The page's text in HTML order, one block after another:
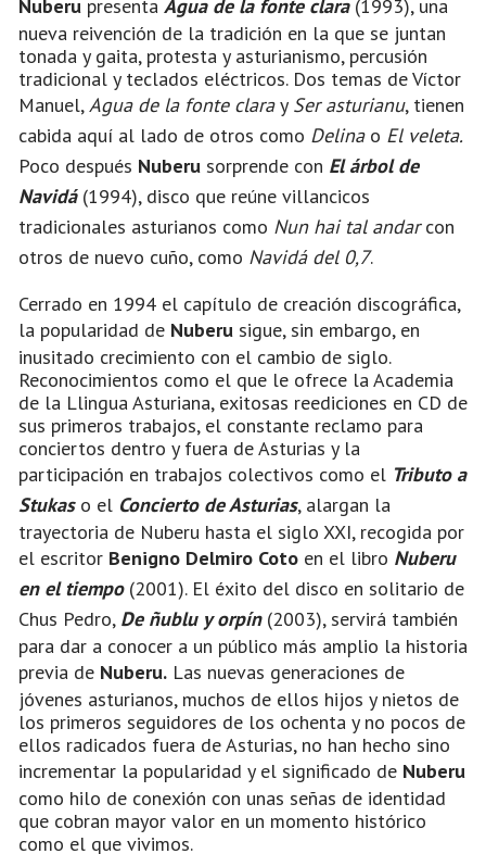
Nuberu presenta Agua de la fonte clara(1993), una
nueva reivención de la tradición en la que se juntan
tonada y gaita, protesta y asturianismo, percusión
tradicional y teclados eléctricos. Dos temas de Víctor
Manuel, Agua de la fonte claray Ser asturianu, tienen
cabida aquí al lado de otros como Delinao El veleta.
Poco después Nuberu sorprende con El árbol de
Navidá(1994), disco que reúne villancicos
tradicionales asturianos como Nun hai tal andarcon
otros de nuevo cuño, como Navidá del 0,7.
Cerrado en 1994 el capítulo de creación discográfica,
la popularidad de Nuberu sigue, sin embargo, en
inusitado crecimiento con el cambio de siglo.
Reconocimientos como el que le ofrece la Academia
de la Llingua Asturiana, exitosas reediciones en CD de
sus primeros trabajos, el constante reclamo para
conciertos dentro y fuera de Asturias y la
participación en trabajos colectivos como el Tributo a
Stukaso el Concierto de Asturias, alargan la
trayectoria de Nuberu hasta el siglo XXI, recogida por
el escritor Benigno Delmiro Coto en el libro Nuberu
en el tiempo(2001). El éxito del disco en solitario de
Chus Pedro, De ñublu y orpín(2003), servirá también
para dar a conocer a un público más amplio la historia
previa de Nuberu. Las nuevas generaciones de
jóvenes asturianos, muchos de ellos hijos y nietos de
los primeros seguidores de los ochenta y no pocos de
ellos radicados fuera de Asturias, no han hecho sino
incrementar la popularidad y el significado de Nuberu
como hilo de conexión con unas señas de identidad
que cobran mayor valor en un momento histórico
como el que vivimos.